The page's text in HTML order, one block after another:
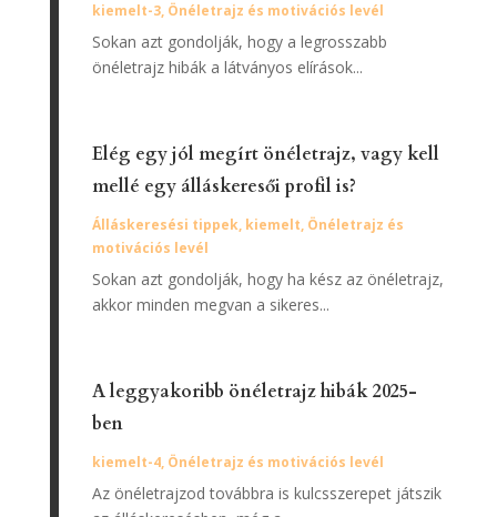
kiemelt-3, Önéletrajz és motivációs levél
Sokan azt gondolják, hogy a legrosszabb
önéletrajz hibák a látványos elírások...
Elég egy jól megírt önéletrajz, vagy kell
mellé egy álláskeresői profil is?
Álláskeresési tippek, kiemelt, Önéletrajz és
motivációs levél
Sokan azt gondolják, hogy ha kész az önéletrajz,
akkor minden megvan a sikeres...
A leggyakoribb önéletrajz hibák 2025-
ben
kiemelt-4, Önéletrajz és motivációs levél
Az önéletrajzod továbbra is kulcsszerepet játszik